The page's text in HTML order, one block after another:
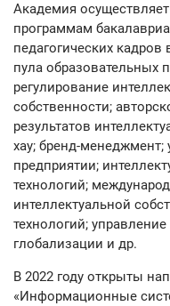
Академия
программам
педагогических
пула образовательных
регулирование
собственности;
результатов
хау; бренд-
предприятии;
технологий;
интеллектуальной
технологий;
глобализации и др.
В 2022 году открыты
«Информационные